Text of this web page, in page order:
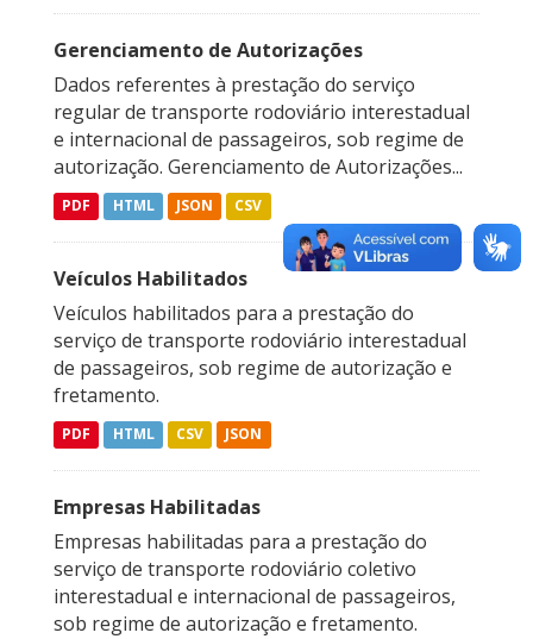
Gerenciamento de Autorizações
Dados referentes à prestação do serviço
regular de transporte rodoviário interestadual
e internacional de passageiros, sob regime de
autorização. Gerenciamento de Autorizações...
PDF HTML JSON CSV
Veículos Habilitados
Veículos habilitados para a prestação do
serviço de transporte rodoviário interestadual
de passageiros, sob regime de autorização e
fretamento.
PDF HTML CSV JSON
Empresas Habilitadas
Empresas habilitadas para a prestação do
serviço de transporte rodoviário coletivo
interestadual e internacional de passageiros,
sob regime de autorização e fretamento.